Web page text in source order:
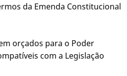
da Emenda Constitucional
orçados para o Poder
com a Legislação